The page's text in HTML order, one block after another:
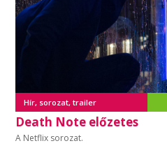
Hír, sorozat, trailer
Death Note előzetes
A Netflix sorozat.